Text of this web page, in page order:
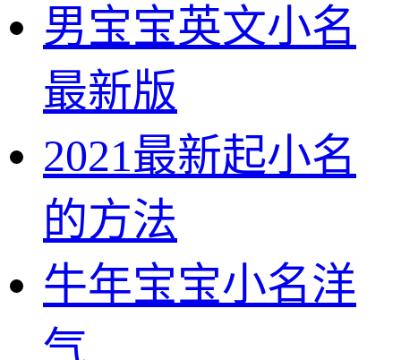
男宝宝英文小名
最新版
2021最新起小名
的方法
牛年宝宝小名洋
气